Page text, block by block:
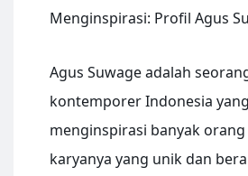
Menginspirasi: Profil Agus
Agus Suwage adalah
kontemporer Indonesia
menginspirasi banyak
karyanya yang unik dan